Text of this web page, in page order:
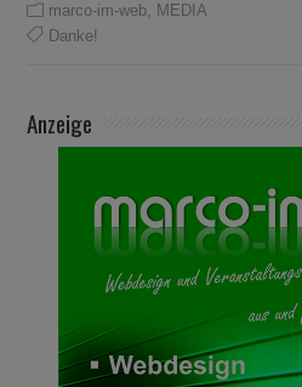
marco-im-web
MEDIA
Danke!
Anzeige